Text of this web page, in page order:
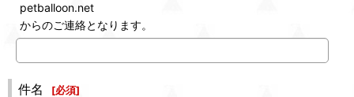
petballoon.net
からのご連絡となります。
件名 [必須]